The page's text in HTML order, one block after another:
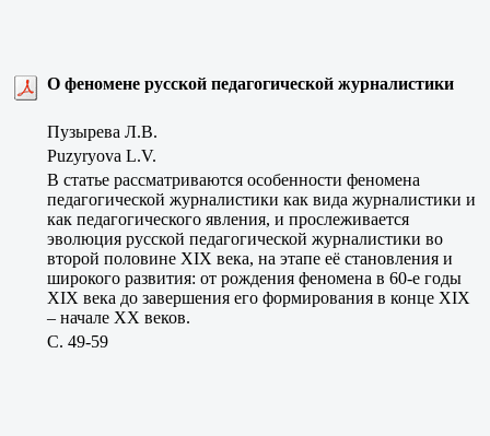
О феномене русской педагогической журналистики
Пузырева Л.В.
Puzyryova L.V.
В статье рассматриваются особенности феномена
педагогической журналистики как вида журналистики и
как педагогического явления, и прослеживается
эволюция русской педагогической журналистики во
второй половине XIX века, на этапе её становления и
широкого развития: от рождения феномена в 60-е годы
XIX века до завершения его формирования в конце XIX
– начале ХХ веков.
C. 49-59